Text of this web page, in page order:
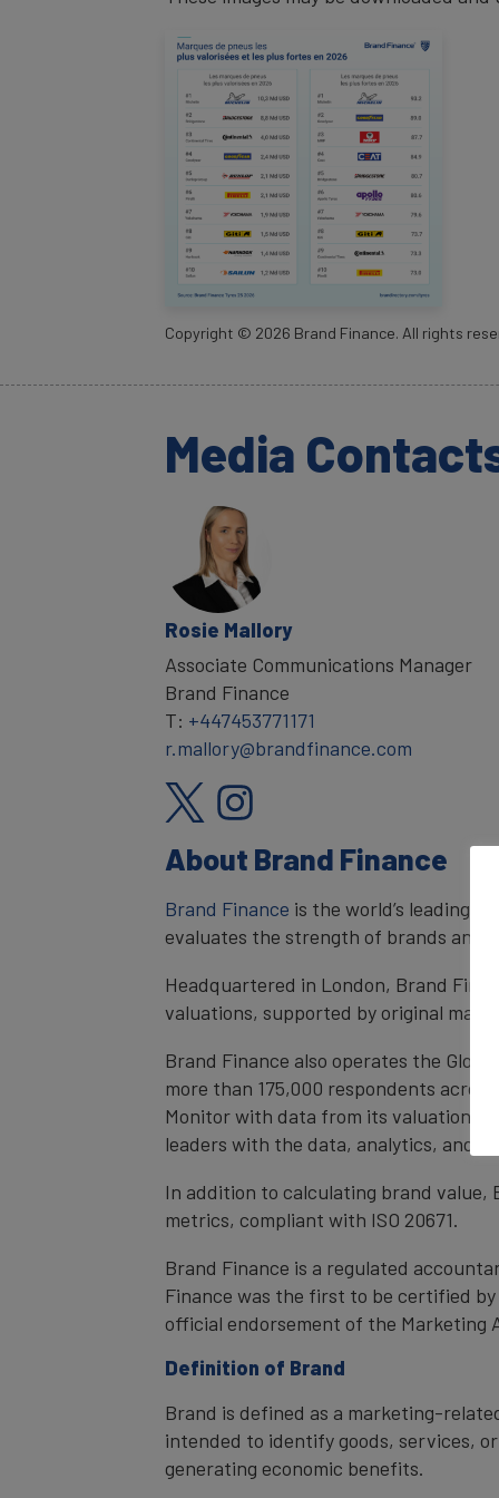
Copyright © 2026 Brand Finance. All rights
Media
Rosie Mallory
Associate Communications Manager
Brand Finance
T: +447453771171
r.mallory@brandfinance.com
About Brand Finance
Brand Finance is the world’s leading
evaluates the strength of brands and
Headquartered in London, Brand
valuations, supported by original
Brand Finance also operates the
more than 175,000 respondents
Monitor with data from its valuation
leaders with the data, analytics, and
In addition to calculating brand value,
metrics, compliant with ISO 20671.
Brand Finance is a regulated
Finance was the first to be certified by
official endorsement of the Marketing
Definition of Brand
Brand is defined as a marketing-
intended to identify goods, services,
generating economic benefits.